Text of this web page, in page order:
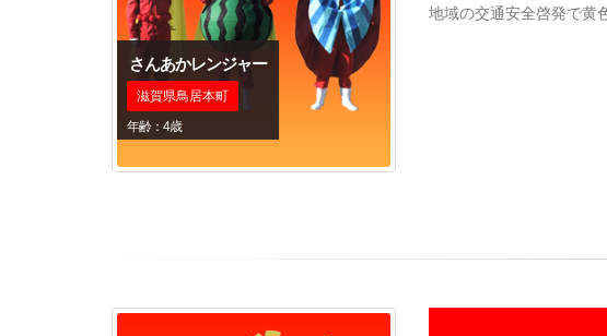
さんあかレンジャー
滋賀県鳥居本町
年齢：4歳
地域の交通安全啓発で黄